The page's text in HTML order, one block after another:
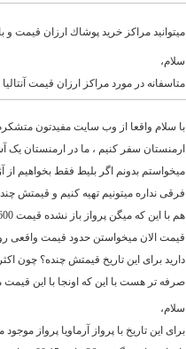
ميتوانيد مراكز خريد پوشاك ارزان قيمت و
سلام،
متاسفانه در مورد مراکز ارزان قیمت
با سلام واقعا از وب سایت مفیدتون
فرقی نداره میتونیم تهیه کنیم و قیمتش
قیمت الان میخواستن حدود قیمت واقعی رو
صرفه تر هست با این که اونجا با این قیمت
سلام،